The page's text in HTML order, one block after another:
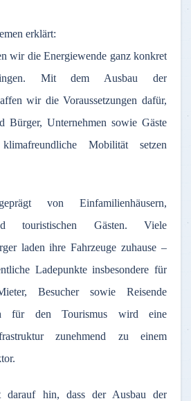
erklärt:
wir die Energiewende ganz konkret
Mit dem Ausbau der
wir die Voraussetzungen dafür,
Bürger, Unternehmen sowie Gäste
Mobilität setzen
von Einfamilienhäusern,
touristischen Gästen. Viele
laden ihre Fahrzeuge zuhause –
Ladepunkte insbesondere für
Besucher sowie Reisende
für den Tourismus wird eine
zunehmend zu einem
darauf hin, dass der Ausbau der